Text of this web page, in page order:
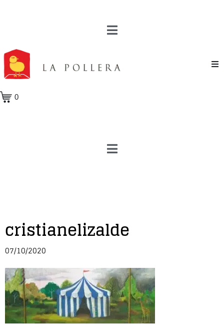
0
cristianelizalde
07/10/2020